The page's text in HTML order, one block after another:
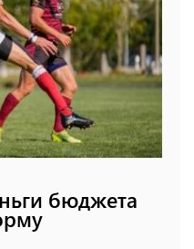
бюджета